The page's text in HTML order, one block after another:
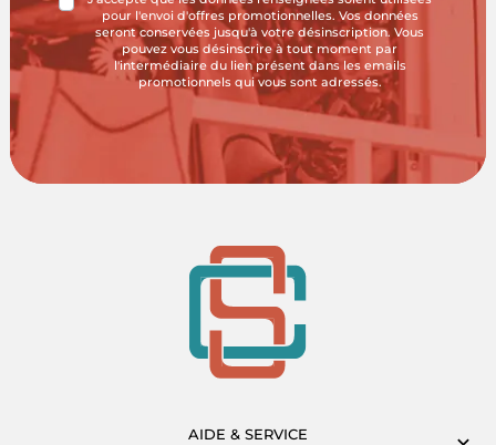
pour l'envoi d'offres promotionnelles. Vos données
seront conservées jusqu'à votre désinscription. Vous
pouvez vous désinscrire à tout moment par
l'intermédiaire du lien présent dans les emails
promotionnels qui vous sont adressés.
AIDE & SERVICE